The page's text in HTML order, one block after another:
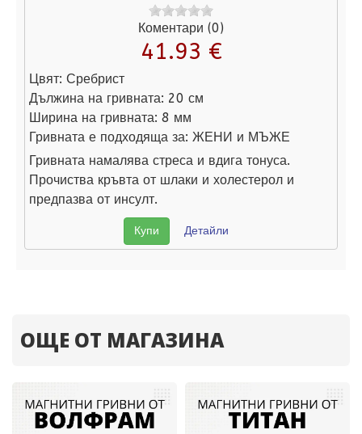
Коментари (0)
41.93 €
Цвят: Сребрист
Дължина на гривната: 20 см
Ширина на гривната: 8 мм
Гривната е подходяща за: ЖЕНИ и МЪЖЕ
Гривната намалява стреса и вдига тонуса.
Прочиства кръвта от шлаки и холестерол и
предпазва от инсулт.
Купи Детайли
ОЩЕ ОТ МАГАЗИНА